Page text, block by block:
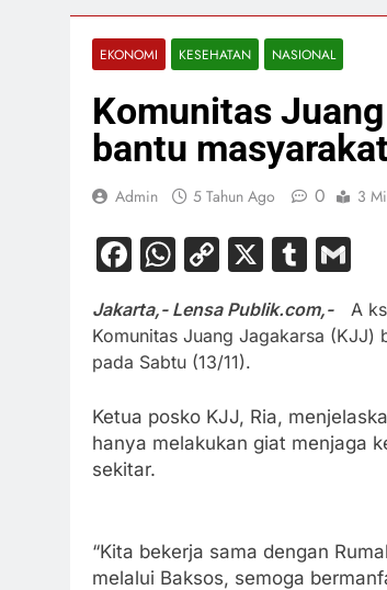
EKONOMI KESEHATAN NASIONAL
Komunitas
bantu masyarakat
Admin 5 Tahun Ago 0 3
Facebook
WhatsApp
Copy
X
Jakarta,- Lensa Publik.com,- A
Komunitas Juang Jagakarsa (KJJ)
pada Sabtu (13/11).
Ketua posko KJJ, Ria,
hanya melakukan giat menjaga
sekitar.
“Kita bekerja sama dengan
melalui Baksos, semoga